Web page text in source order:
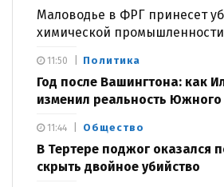
Маловодье в ФРГ принесет
химической промышленности
Политика
Год после Вашингтона: как
изменил реальность Южного
11:50
Общество
В Тертере поджог оказался
скрыть двойное убийство
11:44